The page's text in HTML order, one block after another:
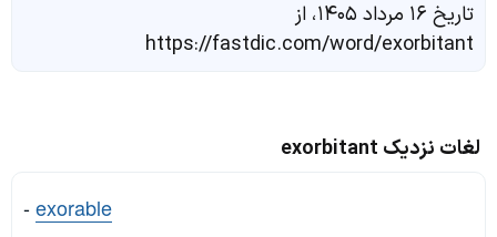
تاریخ ۱۶ مرداد ۱۴۰۵، از
https://fastdic.com/word/exorbitant
لغات نزدیک exorbitant
-exorable